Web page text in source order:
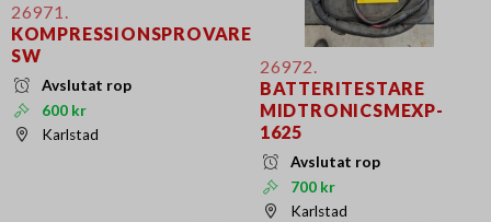
26971.
KOMPRESSIONSPROVARE
SW
Avslutat rop
600 kr
Karlstad
26972.
BATTERITESTARE
MIDTRONICSMEXP-
1625
Avslutat rop
700 kr
Karlstad